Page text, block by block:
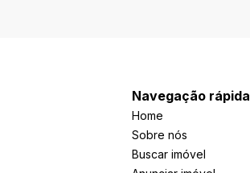
Navegação rápida
Home
Sobre nós
Buscar imóvel